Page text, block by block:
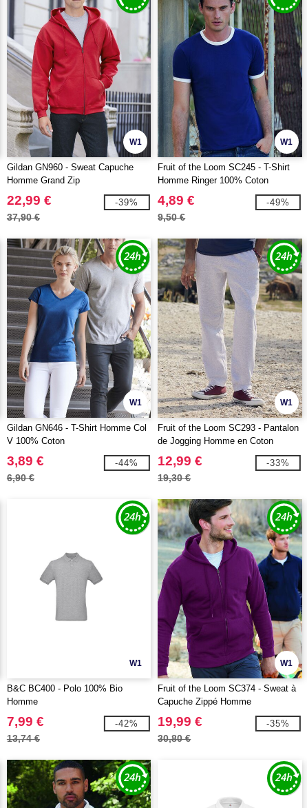
W1
Gildan GN960 - Sweat Capuche
Homme Grand Zip
22,99 €
37,90 €
-39%
W1
Fruit of the Loom SC245 - T-Shirt
Homme Ringer 100% Coton
4,89 €
9,50 €
-49%
W1
Gildan GN646 - T-Shirt Homme Col
V 100% Coton
3,89 €
6,90 €
-44%
W1
Fruit of the Loom SC293 - Pantalon
de Jogging Homme en Coton
12,99 €
19,30 €
-33%
W1
B&C BC400 - Polo 100% Bio
Homme
7,99 €
13,74 €
-42%
W1
Fruit of the Loom SC374 - Sweat à
Capuche Zippé Homme
19,99 €
30,80 €
-35%